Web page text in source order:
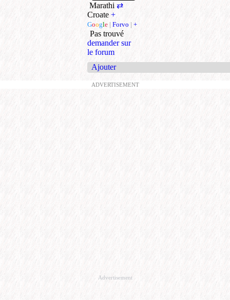
Marathi ⇄
Croate +
Google | Forvo | +
Pas trouvé
demander sur
le forum
Ajouter
ADVERTISEMENT
Advertisement